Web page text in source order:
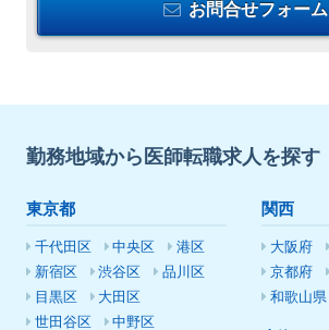
お問合せフォーム
勤務地域から医師転職求人を探す
東京都
千代田区 中央区
港区
新宿区
渋谷区
品川区
目黒区
大田区
世田谷区
中野区
関西
大阪府
京都府
和歌山県